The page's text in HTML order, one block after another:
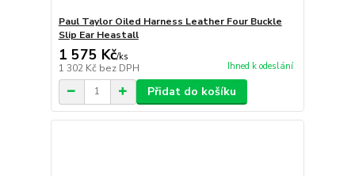
Paul Taylor Oiled Harness Leather Four Buckle
Slip Ear Heastall
1 575 Kč/ks
1 302 Kč bez DPH Ihned k odeslání
Přidat do košíku